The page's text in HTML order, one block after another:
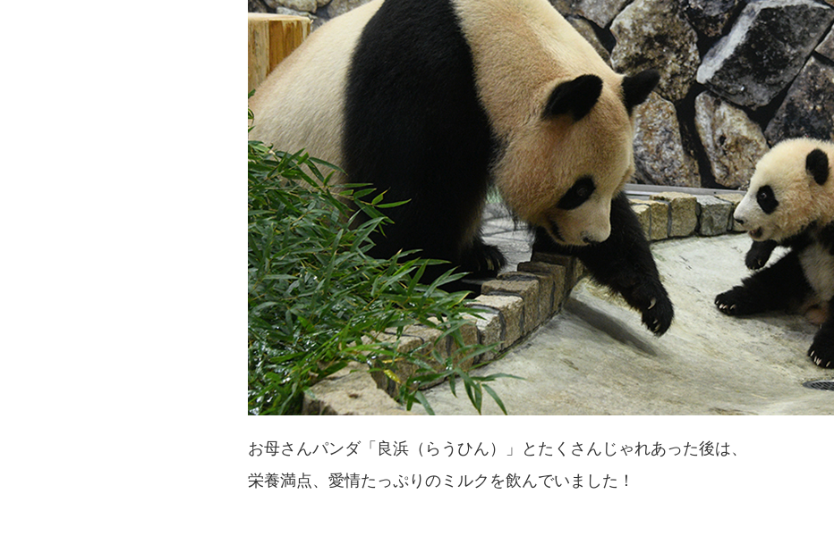
お母さんパンダ「良浜（らうひん）」とたくさんじゃれあった後は、
栄養満点、愛情たっぷりのミルクを飲んでいました！